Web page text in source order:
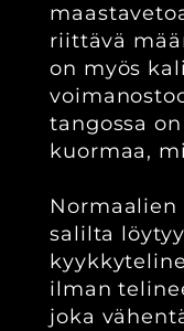
riittävä
on myös
tangossa
kuormaa,
salilta
ilman
joka